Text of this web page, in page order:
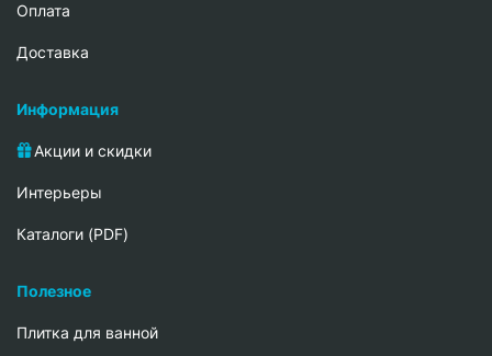
Oплата
Доставка
Информация
Акции и скидки
Интерьеры
Каталоги (PDF)
Полезное
Плитка для ванной